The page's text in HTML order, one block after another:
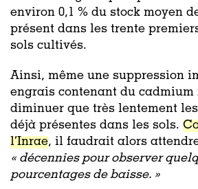
environ 0,1 % du stock moyen
présent dans les trente
sols cultivés.
Ainsi, même une suppression
engrais contenant du cadmium
diminuer que très lentement
déjà présentes dans les sols.
l’Inrae, il faudrait alors
« décennies pour observer
pourcentages de baisse. »